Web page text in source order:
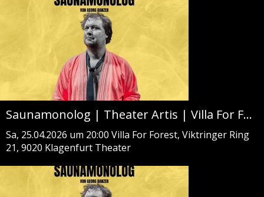
Saunamonolog | Theater Artis | Villa For Forest
Sa, 25.04.2026 um 20:00 Villa For Forest, Viktringer Ring
21, 9020 Klagenfurt Theater